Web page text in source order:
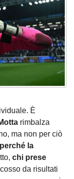
È
rimbalza
ma non per ciò
perché la
chi prese
da risultati